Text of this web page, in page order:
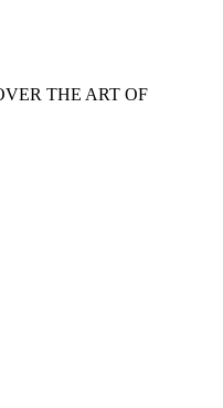
THE ART OF